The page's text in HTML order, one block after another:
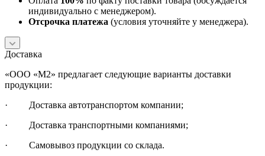
индивидуально с менеджером).
Отсрочка платежа (условия уточняйте у менеджера).
Доставка
«ООО «М2» предлагает следующие варианты доставки
продукции:
· Доставка автотранспортом компании;
· Доставка транспортными компаниями;
· Самовывоз продукции со склада.